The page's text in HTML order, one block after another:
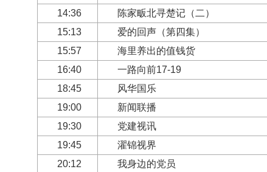
14:36
陈家畈北寻楚记（二）
15:13
爱的回声（第四集）
15:57
海里养出的值钱货
16:40
一路向前17-19
18:45
风华国乐
19:00
新闻联播
19:30
党建视讯
19:45
濯锦视界
20:12
我身边的党员